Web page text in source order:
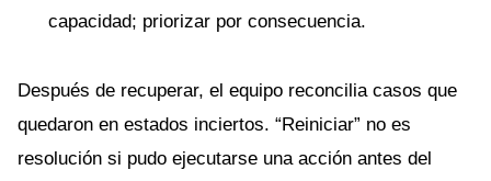
capacidad; priorizar por consecuencia.
Después de recuperar, el equipo reconcilia casos que
quedaron en estados inciertos. “Reiniciar” no es
resolución si pudo ejecutarse una acción antes del